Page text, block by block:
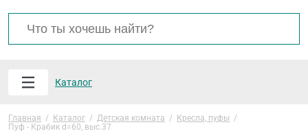
Каталог
Главная / Каталог / Детская комната / Кресла, пуфы /
Пуф - Крабик d=60, выс.37